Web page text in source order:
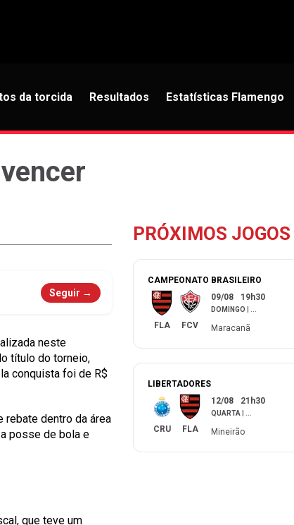
da torcida Resultados Estatísticas Flamengo
Seguir →
neste
título do torneio,
conquista foi de R$
rebate dentro da área
posse de bola e
que teve um
PRÓXIMOS JOGOS
CAMPEONATO BRASILEIRO
FLA FCV
09/08 19h30
DOMINGO
Maracanã
LIBERTADORES
CRU FLA
12/08 21h30
QUARTA
Mineirão